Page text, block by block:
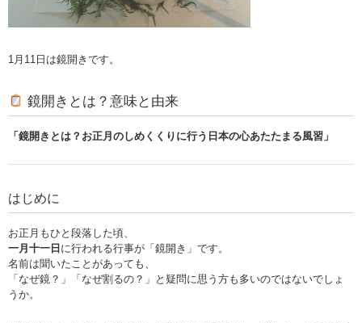
1月11日は鏡開きです。
鏡開きとは？意味と由来
「鏡開きとは？お正月のしめくくりに行う日本の心あたたまる風習」
はじめに
お正月もひと段落した頃、
一月十一日 に行われる行事が「鏡開き」です。
名前は聞いたことがあっても、
「なぜ鏡？」「なぜ割るの？」と疑問に思う方も多いのではないでしょ
うか。